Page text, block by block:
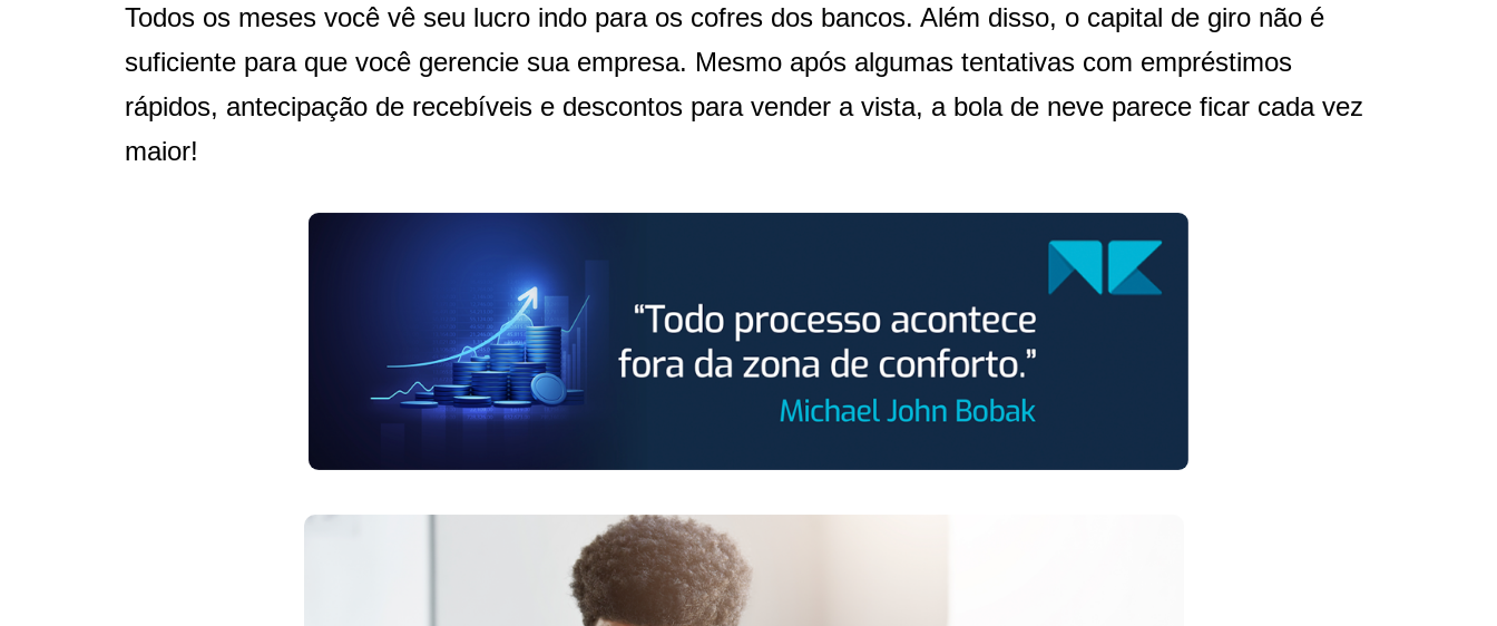
Todos os meses você vê seu lucro indo para os cofres dos bancos. Além disso, o capital de giro não é
suficiente para que você gerencie sua empresa. Mesmo após algumas tentativas com empréstimos
rápidos, antecipação de recebíveis e descontos para vender a vista, a bola de neve parece ficar cada vez
maior!